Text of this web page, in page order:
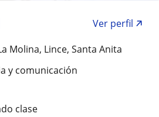
Ver perfil
Molina, Lince, Santa Anita
y comunicación
clase